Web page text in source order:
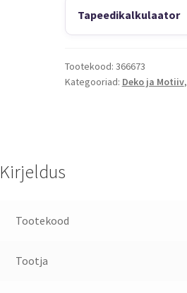
Tapeedikalkulaator
Tootekood: 366673
Kategooriad: Deko ja Motiiv,
Kirjeldus
Tootekood
Tootja